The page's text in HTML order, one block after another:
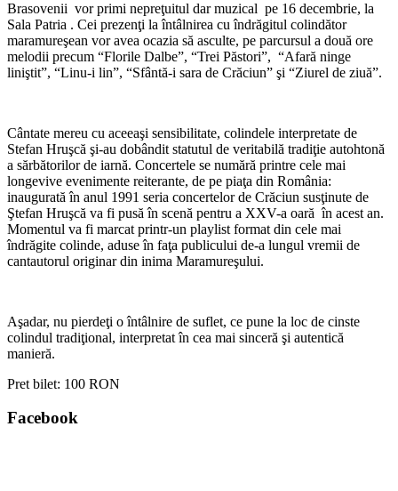
Brasovenii vor primi nepreţuitul dar muzical pe 16 decembrie, la
Sala Patria . Cei prezenţi la întâlnirea cu îndrăgitul colindător
maramureşean vor avea ocazia să asculte, pe parcursul a două ore
melodii precum “Florile Dalbe”, “Trei Păstori”, “Afară ninge
liniştit”, “Linu-i lin”, “Sfântă-i sara de Crăciun” şi “Ziurel de ziuă”.
Cântate mereu cu aceeaşi sensibilitate, colindele interpretate de
Stefan Hruşcă şi-au dobândit statutul de veritabilă tradiţie autohtonă
a sărbătorilor de iarnă. Concertele se numără printre cele mai
longevive evenimente reiterante, de pe piaţa din România:
inaugurată în anul 1991 seria concertelor de Crăciun susţinute de
Ştefan Hruşcă va fi pusă în scenă pentru a XXV-a oară în acest an.
Momentul va fi marcat printr-un playlist format din cele mai
îndrăgite colinde, aduse în faţa publicului de-a lungul vremii de
cantautorul originar din inima Maramureşului.
Aşadar, nu pierdeţi o întâlnire de suflet, ce pune la loc de cinste
colindul tradiţional, interpretat în cea mai sinceră şi autentică
manieră.
Pret bilet: 100 RON
Facebook